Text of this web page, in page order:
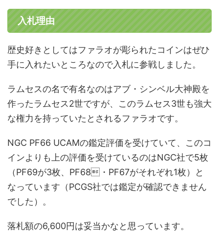
入札理由
歴史好きとしてはファラオが彫られたコインはぜひ
手に入れたいところなので入札に参戦しました。
ラムセスの名で有名なのはアブ・シンベル大神殿を
作ったラムセス2世ですが、このラムセス3世も強大
な権力を持っていたとされるファラオです。
NGC PF66 UCAMの鑑定評価を受けていて、このコ
インよりも上の評価を受けているのはNGC社で5枚
（PF69が3枚、PF68・PF67がそれぞれ1枚）と
なっています（PCGS社では鑑定が確認できません
でした）。
落札額の6,600円は妥当かなと思っています。